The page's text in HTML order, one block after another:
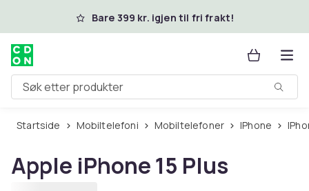
Hopp til hovedinnholdBare 399 kr. igjen til fri frakt!
Søk etter produkter
Startside Mobiltelefoni Mobiltelefoner iPhone
Apple iPhone 15 Plus